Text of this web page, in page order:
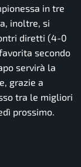
in tre
inoltre, si
diretti (4-0
secondo
servirà la
grazie a
tra le migliori
prossimo.